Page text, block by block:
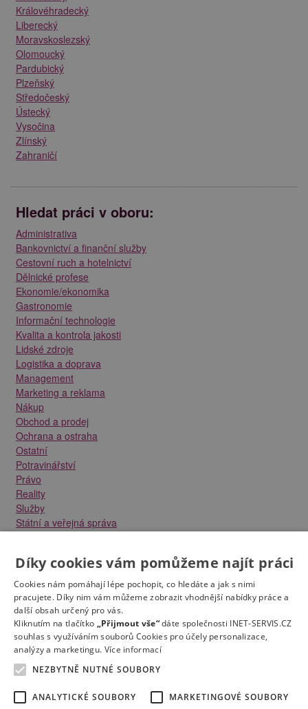
Královéhradecký
Liberecký
Moravskoslezský
Olomoucký
Pardubický
Plzeňský
Středočeský
Ústecký
Vysočina
Zlínský
Zahraničí
Hledat práci v oboru:
Administrativa
Bankovnictví a finanční služby
Cestovní ruch a hotelnictví
Dělnické profese
Ekonomie/ekonomika
Gastronomie
Informační technologie
Kvalita a kontrola jakosti
Lidské zdroje
Logistika a doprava
Management
Marketing a reklama
Nákup
Obchod a prodej
Ochrana a ostraha
Ostatní
Potravinářství
Právo
Reality
Služby
Státní a veřejná správa
Technika a elektrotechnika
Tvůrčí práce a design
Výroba
Vzdělávání a školství
Zdravotnictví
Zemědělství, lesnictví a vodní hospodářství
Díky cookies vám pomůžeme najít práci
Cookies nám pomáhají lépe pochopit, co hledáte a jak s nimi
pracujete. Díky nim vám můžeme zobrazit vhodnější nabídky práce a
další obsah určený pro vás.
Kliknutím na tlačítko „Přijmout vše“dáte společnosti INET-SERVIS.CZ
souhlas s využíváním souborů Cookies pro účely personalizace,
analýzy a marketingu. Více informací
NEZBYTNĚ NUTNÉ SOUBORY
ANALYTICKÉ SOUBORY MARKETINGOVÉ SOUBORY